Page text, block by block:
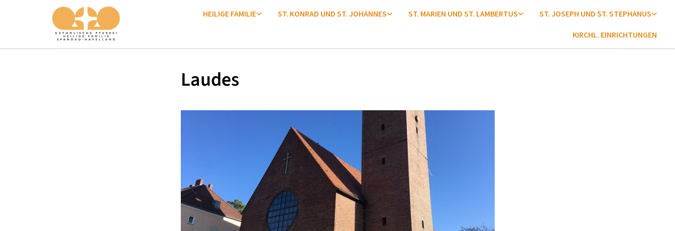
HEILIGE FAMILIE ST. KONRAD UND ST. JOHANNES ST. MARIEN UND ST. LAMBERTUS ST. JOSEPH UND ST. STEPHANUS
KIRCHL. EINRICHTUNGEN
Laudes